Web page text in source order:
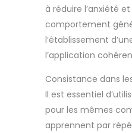
à réduire l’anxiété
comportement
l’établissement
l’application
Consistance dans
Il est essentiel
pour les mêmes
apprennent par